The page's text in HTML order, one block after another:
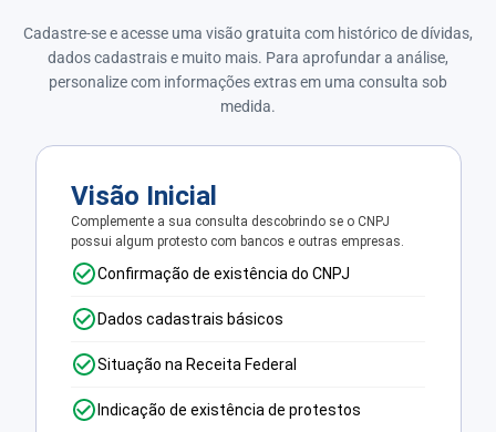
Cadastre-se e acesse uma visão gratuita com histórico de dívidas,
dados cadastrais e muito mais. Para aprofundar a análise,
personalize com informações extras em uma consulta sob
medida.
Visão Inicial
Complemente a sua consulta descobrindo se o CNPJ
possui algum protesto com bancos e outras empresas.
Confirmação de existência do CNPJ
Dados cadastrais básicos
Situação na Receita Federal
Indicação de existência de protestos